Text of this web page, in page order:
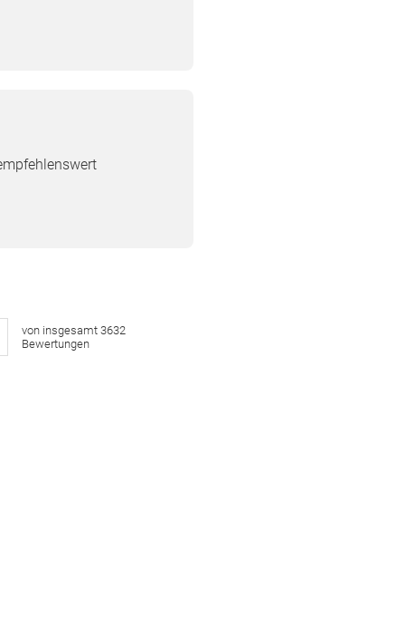
von insgesamt 3632
Bewertungen